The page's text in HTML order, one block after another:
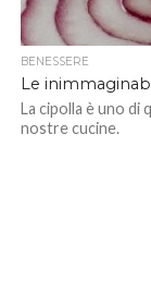
BENESSERE
Le
La cipolla è uno di
nostre cucine.